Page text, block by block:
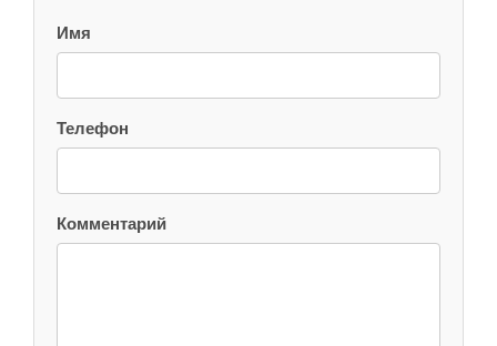
Имя
Телефон
Комментарий